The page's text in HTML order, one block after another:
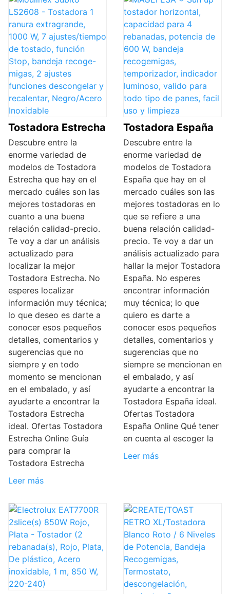
Tostadora Estrecha
Descubre entre la
enorme variedad de
modelos de Tostadora
Estrecha que hay en el
mercado cuáles son las
mejores tostadoras en
cuanto a una buena
relación calidad-precio.
Te voy a dar un análisis
actualizado para
localizar la mejor
Tostadora Estrecha. No
esperes localizar
información muy técnica;
lo que deseo es darte a
conocer esos pequeños
detalles, comentarios y
sugerencias que no
siempre y en todo
momento se mencionan
en el embalado, y así
ayudarte a encontrar la
Tostadora Estrecha
ideal. Ofertas Tostadora
Estrecha Online Guía
para comprar la
Tostadora Estrecha
Leer más
Tostadora España
Descubre entre la
enorme variedad de
modelos de Tostadora
España que hay en el
mercado cuáles son las
mejores tostadoras en lo
que se refiere a una
buena relación calidad-
precio. Te voy a dar un
análisis actualizado para
hallar la mejor Tostadora
España. No esperes
encontrar información
muy técnica; lo que
quiero es darte a
conocer esos pequeños
detalles, comentarios y
sugerencias que no
siempre se mencionan en
el embalado, y así
ayudarte a encontrar la
Tostadora España ideal.
Ofertas Tostadora
España Online Qué tener
en cuenta al escoger la
Leer más